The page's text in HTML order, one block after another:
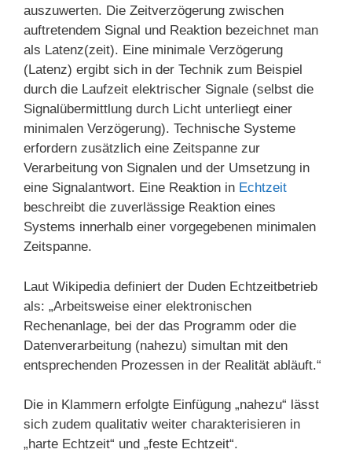
auszuwerten. Die Zeitverzögerung zwischen
auftretendem Signal und Reaktion bezeichnet man
als Latenz(zeit). Eine minimale Verzögerung
(Latenz) ergibt sich in der Technik zum Beispiel
durch die Laufzeit elektrischer Signale (selbst die
Signalübermittlung durch Licht unterliegt einer
minimalen Verzögerung). Technische Systeme
erfordern zusätzlich eine Zeitspanne zur
Verarbeitung von Signalen und der Umsetzung in
eine Signalantwort. Eine Reaktion in Echtzeit
beschreibt die zuverlässige Reaktion eines
Systems innerhalb einer vorgegebenen minimalen
Zeitspanne.
Laut Wikipedia definiert der Duden Echtzeitbetrieb
als: „Arbeitsweise einer elektronischen
Rechenanlage, bei der das Programm oder die
Datenverarbeitung (nahezu) simultan mit den
entsprechenden Prozessen in der Realität abläuft.“
Die in Klammern erfolgte Einfügung „nahezu“ lässt
sich zudem qualitativ weiter charakterisieren in
„harte Echtzeit“ und „feste Echtzeit“.